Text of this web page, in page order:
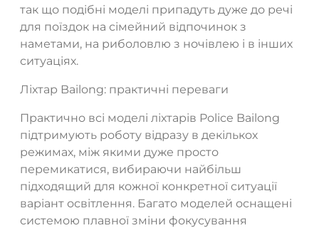
так що подібні моделі припадуть дуже до речі
для поїздок на сімейний відпочинок з
наметами, на риболовлю з ночівлею і в інших
ситуаціях.
Ліхтар Bailong: практичні переваги
Практично всі моделі ліхтарів Police Bailong
підтримують роботу відразу в декількох
режимах, між якими дуже просто
перемикатися, вибираючи найбільш
підходящий для кожної конкретної ситуації
варіант освітлення. Багато моделей оснащені
системою плавної зміни фокусування